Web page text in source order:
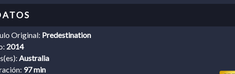
Original: Predestination
2014
Australia
97 min